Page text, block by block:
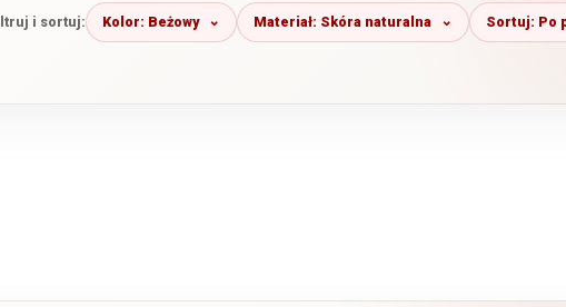
i sortuj: Kolor: Beżowy Materiał: Skóra naturalna Sortuj: Po